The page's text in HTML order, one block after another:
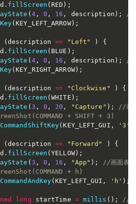
. fillScreen ( RED ) ;
(4, 0 , 16 , description ) ;
//
(KEY_LEFT_ARROW) ;
(description == "Left" )
{
. fillScreen ( BLUE ) ;
(4, 0 , 16 , description ) ;
//
(KEY_RIGHT_ARROW) ;
(description == "Clockwise" )
{
. fillScreen (WHITE ) ;
(3 , 0 , 20 , "Capture" ) ;
//画
+ SHIFT + 3)
(KEY_LEFT_GUI , '3'
(description == "Forward" )
{
. fillScreen (YELLOW) ;
(3 , 0 , 16 , "App" ) ;
//画面表示
+ h)
(KEY_LEFT_GUI , 'h' ) ;
long startTime = millis ( ) ;
//